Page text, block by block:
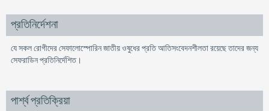
প্রতিনির্দেশনা
যে সকল রােগীদের সেফালােস্পােরিন জাতীয় ওষুধের প্রতি আতিসংবেদনশীলতা রয়েছে তাদের জন্য
সেফরাডিন প্রতিনির্দেশিত।
পার্শ্ব প্রতিক্রিয়া